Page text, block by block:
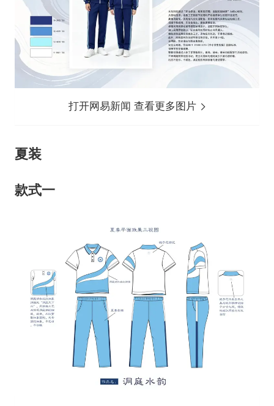
打开网易新闻 查看更多图片
夏装
款式一